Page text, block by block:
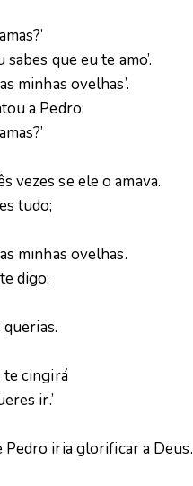
que eu te amo’.
minhas ovelhas’.
a Pedro:
vezes se ele o amava.
tudo;
minhas ovelhas.
digo:
te cingirá
ir.’
iria glorificar a Deus.